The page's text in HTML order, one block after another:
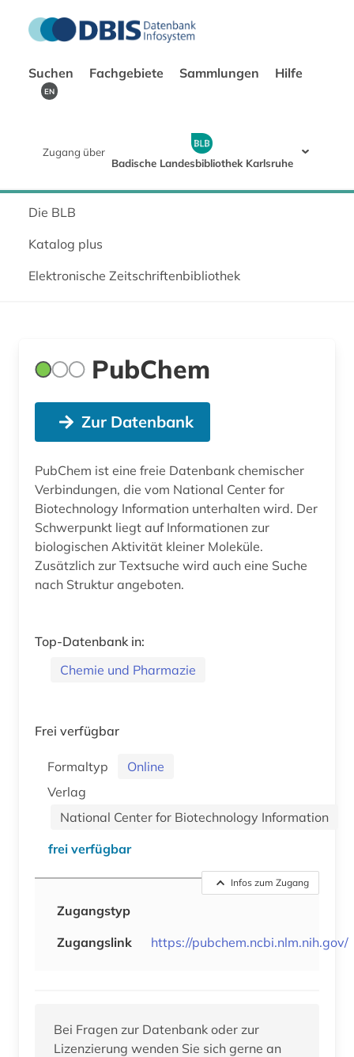
Suchen Fachgebiete Sammlungen Hilfe
EN
Zugang über
Badische Landesbibliothek Karlsruhe
Die BLB
Katalog plus
Elektronische Zeitschriftenbibliothek
PubChem
Zur Datenbank
PubChem ist eine freie Datenbank chemischer
Verbindungen, die vom National Center for
Biotechnology Information unterhalten wird. Der
Schwerpunkt liegt auf Informationen zur
biologischen Aktivität kleiner Moleküle.
Zusätzlich zur Textsuche wird auch eine Suche
nach Struktur angeboten.
Top-Datenbank in:
Chemie und Pharmazie
Frei verfügbar
Formaltyp
Online
Verlag
National Center for Biotechnology Information
frei verfügbar
Infos zum Zugang
Zugangstyp
Zugangslink
https://pubchem.ncbi.nlm.nih.gov/
Bei Fragen zur Datenbank oder zur
Lizenzierung wenden Sie sich gerne an